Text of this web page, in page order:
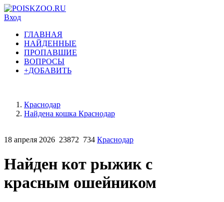
Вход
ГЛАВНАЯ
НАЙДЕННЫЕ
ПРОПАВШИЕ
ВОПРОСЫ
+ДОБАВИТЬ
Краснодар
Найдена кошка Краснодар
18 апреля 2026 23872 734 Краснодар
Найден кот рыжик с
красным ошейником